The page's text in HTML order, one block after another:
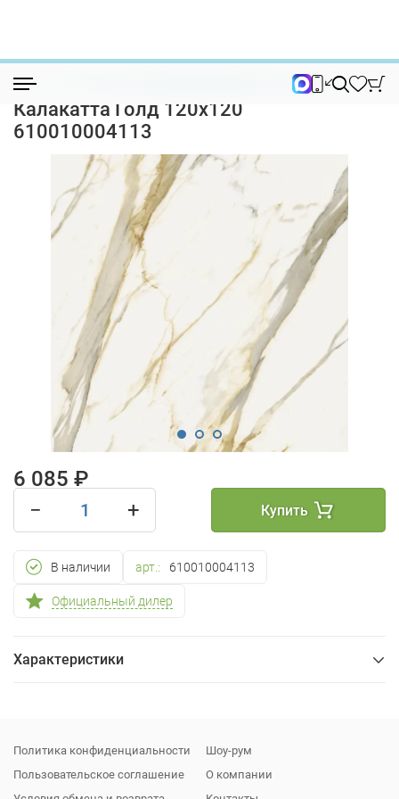
Керамогранит Керамогранит Italon Стелларис Калакат...
Керамогранит Italon Стелларис
Калакатта Голд 120х120
610010004113
6 085 ₽
−
+ Купить
В наличии арт.: 610010004113
Официальный дилер
Характеристики
Упаковка
Политика конфиденциальности
Пользовательское соглашение
Шоу-рум
О компании